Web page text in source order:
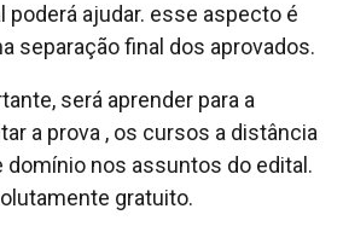
poderá ajudar. esse aspecto é
separação final dos aprovados.
será aprender para a
a prova , os cursos a distância
domínio nos assuntos do edital.
gratuito.